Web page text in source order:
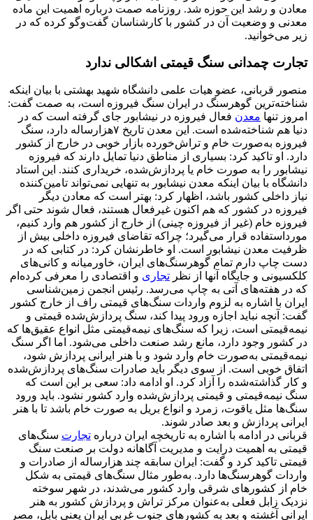
معادن و رشد این حوزه شد. روزنامه صمت درباره اهمیت این ماده
معدنی و وضعیت آن در کشور با کارشناسان گفت‌وگو کرده که در
زیر می‌خوانید.
تجارت چمدانی سنگ قیمتی اشکالی ندارد
منصور قربانی، عضو هیات علمی دانشگاه شهید بهشتی با بیان اینکه
شناخته‌ترین گوهرسنگ در ایران سنگ فیروزه است، به صمت گفت:
امروز تنها معدن فعال فیروزه در نیشابور جای گرفته است که در
دنیا هم شناخته‌شده است. این معدن تاریخ ۷هزارساله دارد، سنگ
فیروزه به‌صورت خام و تراش‌خورده بازار خوبی در خارج از کشور
دارد. او تاکید کرد: بسیاری از مناطق دنیا تمایل دارند که فیروزه
نیشابور را به صورت خام یا پردازش‌شده، خریداری کنند. این استاد
دانشگاه با بیان اینکه معدن نیشابور به تنهایی نمی‌تواند تامین‌کننده
نیاز داخلی کشور باشد، اظهار کرد: بهتر است که معادن دیگر
فیروزه در کشور که هم اکنون غیرفعال هستند، فعال شوند حتی اگر
فیروزه خام (غیر از فیروزه چینی) از خارج از کشور هم وارد کنیم،
مورداستفاده قرار می‌گیرد؛ چراکه تقاضای فیروزه داخلی بیش از
ظرفیت معدن نیشابور است. او خاطرنشان کرد: در کتابی که در
دست چاپ دارم تمام گوهرسنگ‌های ایران، خاورمیانه و کانی‌های
کلکسیونی و جایگاه آنها از نظر تجاری و اقتصادی را معرفی کرده‌ام
که در هفته‌های آتی به چاپ می‌رسد. رئیس انجمن زمین‌شناسی
ایران با اشاره به لزوم واردات سنگ‌های قیمتی راف از خارج کشور
گفت: آنچه نباید اجازه ورود پیدا کند، سنگ پردازش‌شده قیمتی و
نیمه‌قیمتی است، زیرا که سنگ‌های نیمه‌قیمتی مثل انواع عقیق‌ها که
در کشور وجود دارد، مانع رشد صنعت داخلی می‌شود. اما اگر سنگ
نیمه‌قیمتی به‌صورت خام وارد شود و با هنر ایرانی پردازش شود،
اتفاق خوبی است. از سوی دیگر باید صادرات سنگ‌های پردازش‌شده
و کار گذاشته‌شده را آزاد کرد. او ادامه داد: سعی بر این است که
سنگ نیمه‌قیمتی و قیمتی پردازش‌شده وارد کشور نشود. باید ورود
سنگ‌ها مثل یاقوت، زمرد و انواع بریل به صورت خام باشد تا با هنر
ایرانی پردازش و بعد صادر شوند.
قربانی در ادامه با اشاره به تاریخچه ایران درباره تجارت سنگ‌های
قیمتی به اهمیت درایت و مدیریت آگاهانه دولت بر صنعت سنگ
قیمتی تاکید کرد و گفت: ایران سابقه چند هزارساله از صادرات و
واردات گوهرسنگ‌ها دارد. به‌طور مثال سنگ‌های قیمتی به شکل
خام از کشورهای شرقی وارد کشور می‌شدند، در شهر سوخته
نزدیک زابل فعلی به‌عنوان مرکز تراش و پردازش کشور به هنر
ایرانی آغشته و بعد به کشورهای جنوب غربی ایران یعنی بابل، مصر